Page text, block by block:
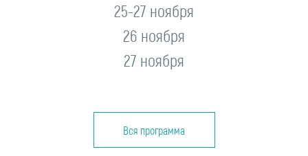
25-27 ноября
26 ноября
27 ноября
Вся программа